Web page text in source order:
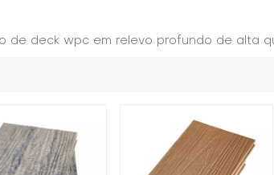
de deck wpc em relevo profundo de alta